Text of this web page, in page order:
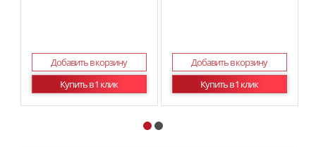
Добавить в корзину
Купить в 1 клик
Добавить в корзину
Купить в 1 клик